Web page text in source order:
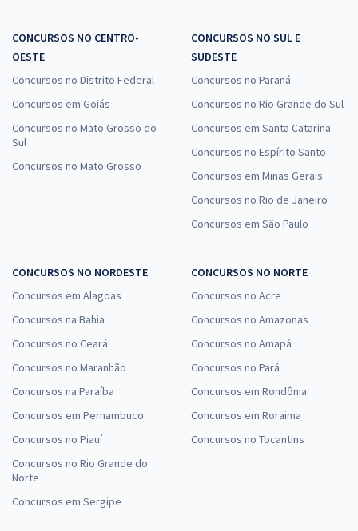
CONCURSOS NO CENTRO-
OESTE
Concursos no Distrito Federal
Concursos em Goiás
Concursos no Mato Grosso do
Sul
Concursos no Mato Grosso
CONCURSOS NO SUL E
SUDESTE
Concursos no Paraná
Concursos no Rio Grande do Sul
Concursos em Santa Catarina
Concursos no Espírito Santo
Concursos em Minas Gerais
Concursos no Rio de Janeiro
Concursos em São Paulo
CONCURSOS NO NORDESTE
Concursos em Alagoas
Concursos na Bahia
Concursos no Ceará
Concursos no Maranhão
Concursos na Paraíba
Concursos em Pernambuco
Concursos no Piauí
Concursos no Rio Grande do
Norte
Concursos em Sergipe
CONCURSOS NO NORTE
Concursos no Acre
Concursos no Amazonas
Concursos no Amapá
Concursos no Pará
Concursos em Rondônia
Concursos em Roraima
Concursos no Tocantins